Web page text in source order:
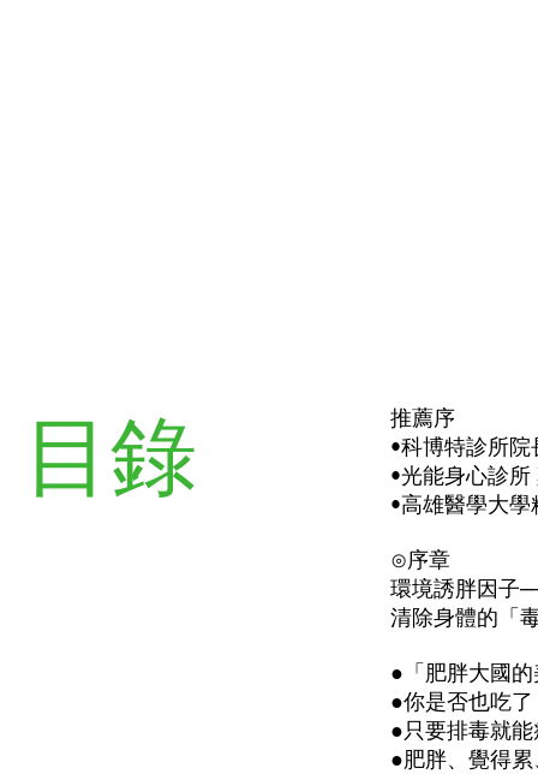
目錄
推薦序
•科博特診所
•光能身心診所
•高雄醫學大
⊙序章
環境誘胖因子
清除身體的「
●「肥胖大國
●你是否也吃
●只要排毒就
●肥胖、覺得